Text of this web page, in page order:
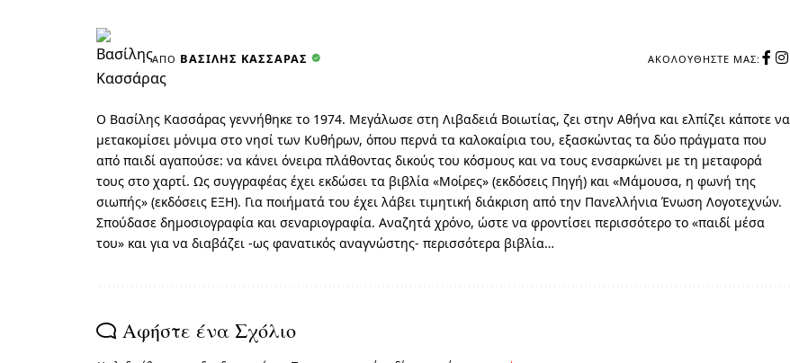
ΑΠΌ ΒΑΣΊΛΗΣ ΚΑΣΣΆΡΑΣ ΑΚΟΛΟΥΘΉΣΤΕ ΜΑΣ:
Ο Βασίλης Κασσάρας γεννήθηκε το 1974. Μεγάλωσε στη Λιβαδειά Βοιωτίας, ζει στην Αθήνα και ελπίζει κάποτε να
μετακομίσει μόνιμα στο νησί των Κυθήρων, όπου περνά τα καλοκαίρια του, εξασκώντας τα δύο πράγματα που
από παιδί αγαπούσε: να κάνει όνειρα πλάθοντας δικούς του κόσμους και να τους ενσαρκώνει με τη μεταφορά
τους στο χαρτί. Ως συγγραφέας έχει εκδώσει τα βιβλία «Μοίρες» (εκδόσεις Πηγή) και «Μάμουσα, η φωνή της
σιωπής» (εκδόσεις ΕΞΗ). Για ποιήματά του έχει λάβει τιμητική διάκριση από την Πανελλήνια Ένωση Λογοτεχνών.
Σπούδασε δημοσιογραφία και σεναριογραφία. Αναζητά χρόνο, ώστε να φροντίσει περισσότερο το «παιδί μέσα
του» και για να διαβάζει -ως φανατικός αναγνώστης- περισσότερα βιβλία…
Αφήστε ένα Σχόλιο